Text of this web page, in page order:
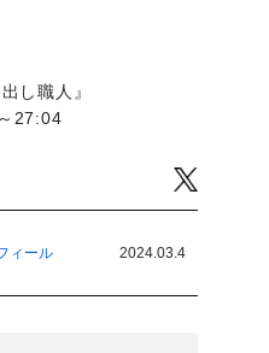
し職人』
27:04
ィール 2024.03.4